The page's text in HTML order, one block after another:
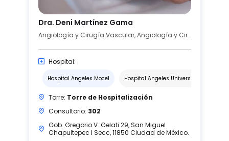
Dra. Deni Martínez Gama
Angiología y Cirugía Vascular, Angiología y Cirugía Vascular y Endovascular
Hospital:
Hospital Angeles Mocel Hospital Angeles Universidad
Torre: Torre de Hospitalización
Consultorio: 302
Gob. Gregorio V. Gelati 29, San Miguel
Chapultepec I Secc, 11850 Ciudad de México.